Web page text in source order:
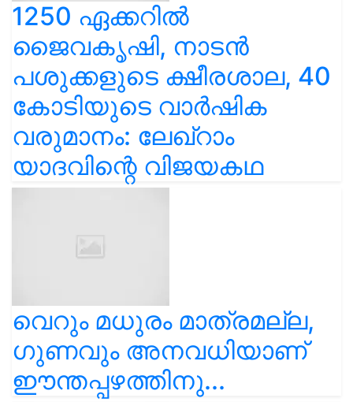
1250 ഏക്കറിൽ
ജൈവകൃഷി, നാടൻ
പശുക്കളുടെ ക്ഷീരശാല, 40
കോടിയുടെ വാർഷിക
വരുമാനം: ലേഖ്‌റാം
യാദവിന്റെ വിജയകഥ
വെറും മധുരം മാത്രമല്ല,
ഗുണവും അനവധിയാണ്
ഈന്തപ്പഴത്തിനു...